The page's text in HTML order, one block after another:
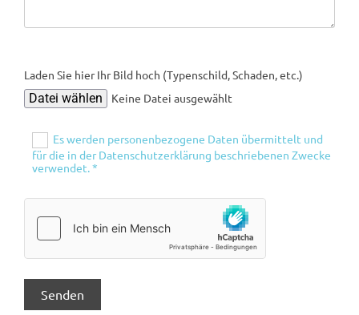
Laden Sie hier Ihr Bild hoch (Typenschild, Schaden, etc.)
Datei wählen Keine Datei ausgewählt
Es werden personenbezogene Daten übermittelt und
für die in der Datenschutzerklärung beschriebenen Zwecke
verwendet. *